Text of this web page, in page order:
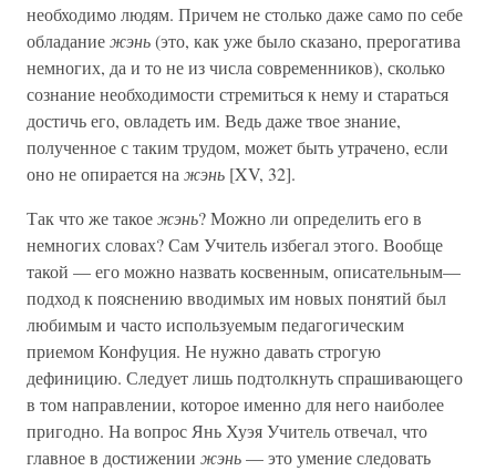
необходимо людям. Причем не столько даже само по себе
обладаниежэнь(это, как уже было сказано, прерогатива
немногих, да и то не из числа современников), сколько
сознание необходимости стремиться к нему и стараться
достичь его, овладеть им. Ведь даже твое знание,
полученное с таким трудом, может быть утрачено, если
оно не опирается на жэнь [XV, 32].
Так что же такоежэнь? Можно ли определить его в
немногих словах? Сам Учитель избегал этого. Вообще
такой — его можно назвать косвенным, описательным—
подход к пояснению вводимых им новых понятий был
любимым и часто используемым педагогическим
приемом Конфуция. Не нужно давать строгую
дефиницию. Следует лишь подтолкнуть спрашивающего
в том направлении, которое именно для него наиболее
пригодно. На вопрос Янь Хуэя Учитель отвечал, что
главное в достижении жэнь— это умение следовать